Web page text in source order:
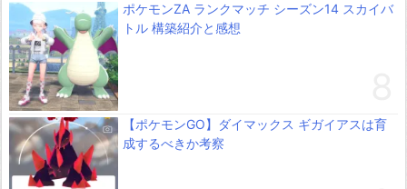
ポケモンZA ランクマッチ シーズン14 スカイバ
トル 構築紹介と感想
【ポケモンGO】ダイマックス ギガイアスは育
成するべきか考察